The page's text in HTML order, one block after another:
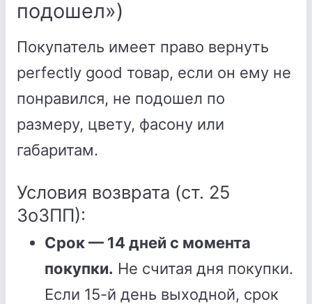
подошел»)
Покупатель имеет право вернуть
perfectly good товар, если он ему не
понравился, не подошел по
размеру, цвету, фасону или
габаритам.
Условия возврата (ст. 25
ЗоЗПП):
Срок — 14 дней с момента
покупки. Не считая дня покупки.
Если 15-й день выходной, срок